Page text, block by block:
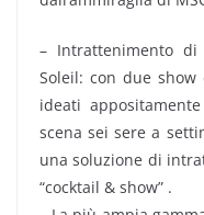
– Intrattenimento
Soleil: con due
ideati
scena sei sere a
una soluzione di
“cocktail & show” .